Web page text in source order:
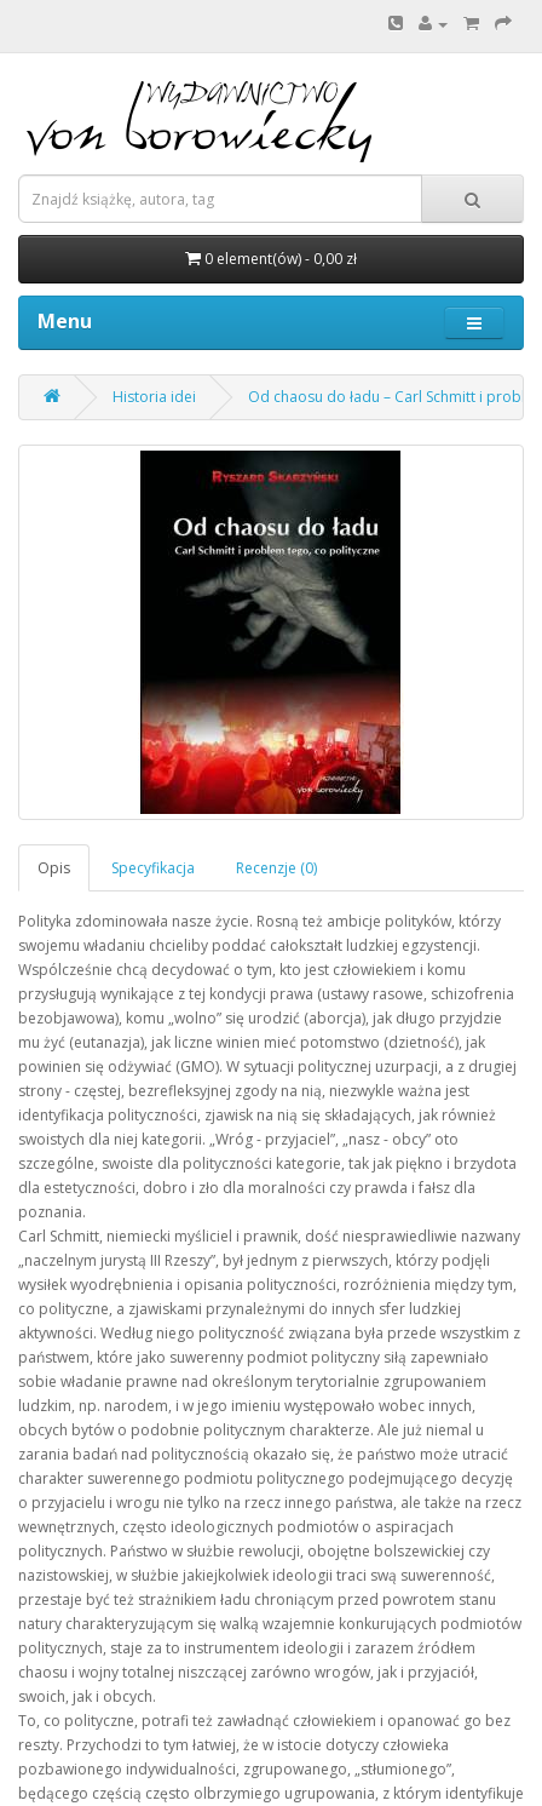
0 element(ów) - 0,00 zł
Menu
Historia idei Od chaosu do ładu – Carl Schmitt i
Polityka zdominowała nasze życie. Rosną też ambicje polityków, którzy
swojemu władaniu chcieliby poddać całokształt ludzkiej egzystencji.
Wspólcześnie chcą decydować o tym, kto jest człowiekiem i komu
przysługują wynikające z tej kondycji prawa (ustawy rasowe, schizofrenia
bezobjawowa), komu „wolno” się urodzić (aborcja), jak długo przyjdzie
mu żyć (eutanazja), jak liczne winien mieć potomstwo (dzietność), jak
powinien się odżywiać (GMO). W sytuacji politycznej uzurpacji, a z drugiej
strony - częstej, bezrefleksyjnej zgody na nią, niezwykle ważna jest
identyfikacja polityczności, zjawisk na nią się składających, jak również
swoistych dla niej kategorii. „Wróg - przyjaciel”, „nasz - obcy” oto
szczególne, swoiste dla polityczności kategorie, tak jak piękno i brzydota
dla estetyczności, dobro i zło dla moralności czy prawda i fałsz dla
poznania.
Carl Schmitt, niemiecki myśliciel i prawnik, dość niesprawiedliwie nazwany
„naczelnym jurystą III Rzeszy”, był jednym z pierwszych, którzy podjęli
wysiłek wyodrębnienia i opisania polityczności, rozróżnienia między tym,
co polityczne, a zjawiskami przynależnymi do innych sfer ludzkiej
aktywności. Według niego polityczność związana była przede wszystkim z
państwem, które jako suwerenny podmiot polityczny siłą zapewniało
sobie władanie prawne nad określonym terytorialnie zgrupowaniem
ludzkim, np. narodem, i w jego imieniu występowało wobec innych,
obcych bytów o podobnie politycznym charakterze. Ale już niemal u
zarania badań nad politycznością okazało się, że państwo może utracić
charakter suwerennego podmiotu politycznego podejmującego decyzję
o przyjacielu i wrogu nie tylko na rzecz innego państwa, ale także na rzecz
wewnętrznych, często ideologicznych podmiotów o aspiracjach
politycznych. Państwo w służbie rewolucji, obojętne bolszewickiej czy
nazistowskiej, w służbie jakiejkolwiek ideologii traci swą suwerenność,
przestaje być też strażnikiem ładu chroniącym przed powrotem stanu
natury charakteryzującym się walką wzajemnie konkurujących podmiotów
politycznych, staje za to instrumentem ideologii i zarazem źródłem
chaosu i wojny totalnej niszczącej zarówno wrogów, jak i przyjaciół,
swoich, jak i obcych.
To, co polityczne, potrafi też zawładnąć człowiekiem i opanować go bez
reszty. Przychodzi to tym łatwiej, że w istocie dotyczy człowieka
pozbawionego indywidualności, zgrupowanego, „stłumionego”,
będącego częścią często olbrzymiego ugrupowania, z którym identyfikuje